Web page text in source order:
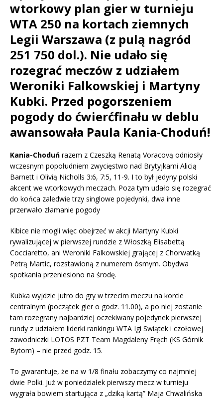
wtorkowy plan gier w turnieju
WTA 250 na kortach ziemnych
Legii Warszawa (z pulą nagród
251 750 dol.). Nie udało się
rozegrać meczów z udziałem
Weroniki Falkowskiej i Martyny
Kubki. Przed pogorszeniem
pogody do ćwierćfinału w deblu
awansowała Paula Kania-Choduń!
Kania-Choduń razem z Czeszką Renatą Voracovą odniosły
wczesnym popołudniem zwycięstwo nad Brytyjkami Alicią
Barnett i Olivią Nicholls 3:6, 7:5, 11-9. I to był jedyny polski
akcent we wtorkowych meczach. Poza tym udało się rozegrać
do końca zaledwie trzy singlowe pojedynki, dwa inne
przerwało złamanie pogody
Kibice nie mogli więc obejrzeć w akcji Martyny Kubki
rywalizującej w pierwszej rundzie z Włoszką Elisabettą
Cocciaretto, ani Weroniki Falkowskiej grającej z Chorwatką
Petrą Martic, rozstawioną z numerem ósmym. Obydwa
spotkania przeniesiono na środę.
Kubka wyjdzie jutro do gry w trzecim meczu na korcie
centralnym (początek gier o godz. 11.00), a po niej zostanie
tam rozegrany najbardziej oczekiwany pojedynek pierwszej
rundy z udziałem liderki rankingu WTA Igi Swiątek i czołowej
zawodniczki LOTOS PZT Team Magdaleny Fręch (KS Górnik
Bytom) – nie przed godz. 15.
To gwarantuje, że na w 1/8 finału zobaczymy co najmniej
dwie Polki. Już w poniedziałek pierwszy mecz w turnieju
wygrała bowiem startująca z „dziką kartą” Maja Chwalińska